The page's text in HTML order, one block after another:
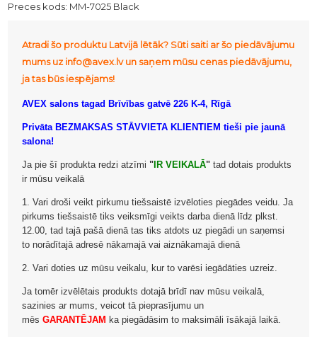
Preces kods: MM-7025 Black
Atradi šo produktu Latvijā lētāk? Sūti saiti ar šo piedāvājumu
mums uz info@avex.lv un saņem mūsu cenas piedāvājumu,
ja tas būs iespējams!
AVEX salons tagad Brīvības gatvē 226 K-4, Rīgā
Privāta BEZMAKSAS STĀVVIETA KLIENTIEM tieši pie jaunā
salona!
Ja pie šī produkta redzi atzīmi " IR VEIKALĀ" tad dotais produkts
ir mūsu veikalā
1. Vari droši veikt pirkumu tiešsaistē izvēloties piegādes veidu. Ja
pirkums tiešsaistē tiks veiksmīgi veikts darba dienā līdz plkst.
12.00, tad tajā pašā dienā tas tiks atdots uz piegādi un saņemsi
to norādītajā adresē nākamajā vai aiznākamajā dienā
2. Vari doties uz mūsu veikalu, kur to varēsi iegādāties uzreiz.
Ja tomēr izvēlētais produkts dotajā brīdī nav mūsu veikalā,
sazinies ar mums, veicot tā pieprasījumu un
mēsGARANTĒJAM ka piegādāsim to maksimāli īsākajā laikā.